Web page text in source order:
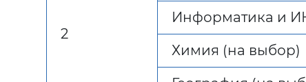
2
Информатика и
Химия (на выбор)